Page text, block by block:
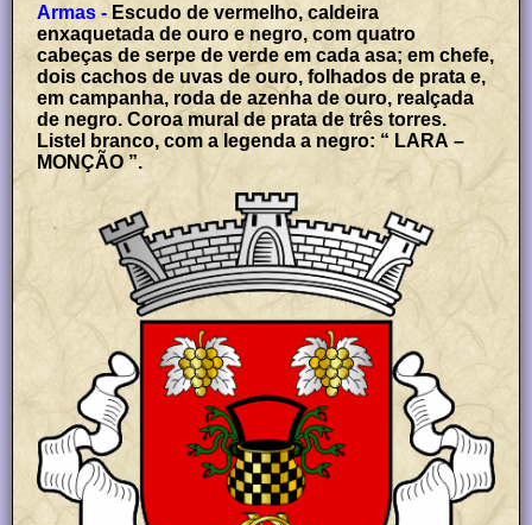
Armas - Escudo de vermelho, caldeira
enxaquetada de ouro e negro, com quatro
cabeças de serpe de verde em cada asa; em chefe,
dois cachos de uvas de ouro, folhados de prata e,
em campanha, roda de azenha de ouro, realçada
de negro. Coroa mural de prata de três torres.
Listel branco, com a legenda a negro: “ LARA –
MONÇÃO ”.